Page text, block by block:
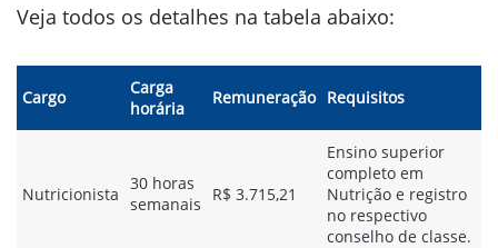
Veja todos os detalhes na tabela abaixo:
Cargo
Carga
horária
Remuneração Requisitos
Nutricionista
30 horas
semanais
R$ 3.715,21
Ensino superior
completo em
Nutrição e registro
no respectivo
conselho de classe.